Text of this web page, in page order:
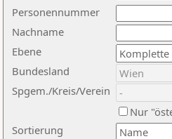
Nachname
Ebene
Sortierung
Personennummer
Bundesland
Spgem./Kreis/Verein
Nur